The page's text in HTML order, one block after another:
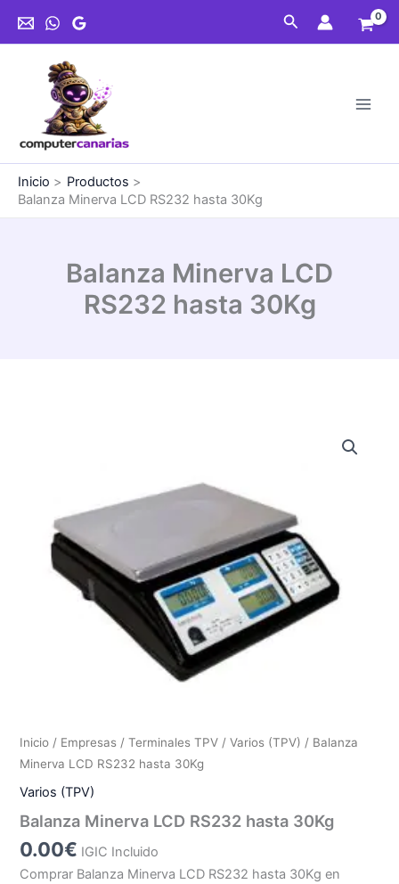
Buscar
Inicio
Productos
Balanza Minerva LCD RS232 hasta 30Kg
Balanza Minerva LCD
RS232 hasta 30Kg
Inicio / Empresas /Terminales TPV /Varios (TPV) / Balanza
Minerva LCD RS232 hasta 30Kg
Varios (TPV)
Balanza Minerva LCD RS232 hasta 30Kg
0.00€ IGIC Incluido
Comprar Balanza Minerva LCD RS232 hasta 30Kg en